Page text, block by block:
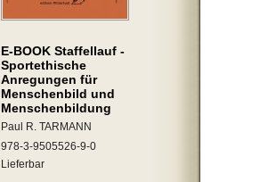
E-BOOK Staffellauf -
Sportethische
Anregungen für
Menschenbild und
Menschenbildung
Paul R. TARMANN
978-3-9505526-9-0
Lieferbar